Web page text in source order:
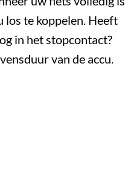
los te koppelen. Heeft
in het stopcontact?
van de accu.